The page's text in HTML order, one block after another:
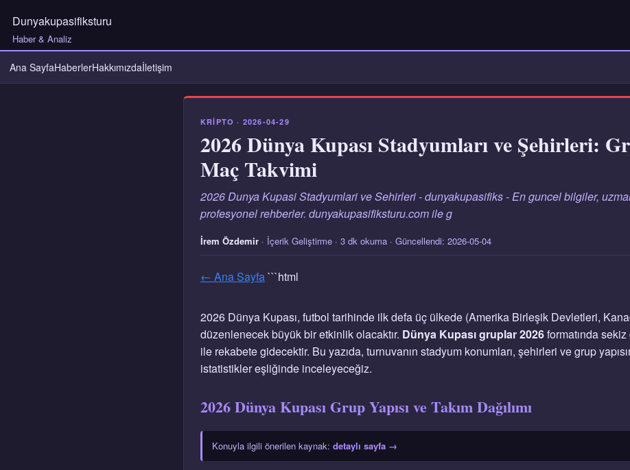
Dunyakupasifiksturu
Haber & Analiz
Ana SayfaHaberlerHakkımızdaİletişim
KRIPTO · 2026-04-29
2026 Dünya Kupası Stadyumları ve Şehirleri:
Maç Takvimi
2026 Dunya Kupasi Stadyumlari ve Sehirleri - dunyakupasifiks - En guncel bilgiler,
profesyonel rehberler. dunyakupasifiksturu.com ile g
İrem Özdemir · İçerik Geliştirme · 3 dk okuma · Güncellendi: 2026-05-04
← Ana Sayfa```html
2026 Dünya Kupası, futbol tarihinde ilk defa üç ülkede (Amerika Birleşik Devletleri,
düzenlenecek büyük bir etkinlik olacaktır. Dünya Kupası gruplar 2026formatında
ile rekabete gidecektir. Bu yazıda, turnuvanın stadyum konumları, şehirleri ve grup
istatistikler eşliğinde inceleyeceğiz.
2026 Dünya Kupası Grup Yapısı ve Takım Dağılımı
Konuyla ilgili önerilen kaynak: detaylı sayfa →